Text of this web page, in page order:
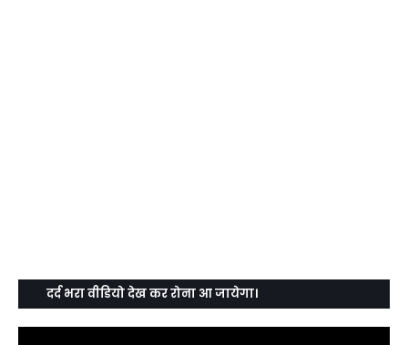
दर्द भरा वीडियो देख कर रोना आ जायेगा।